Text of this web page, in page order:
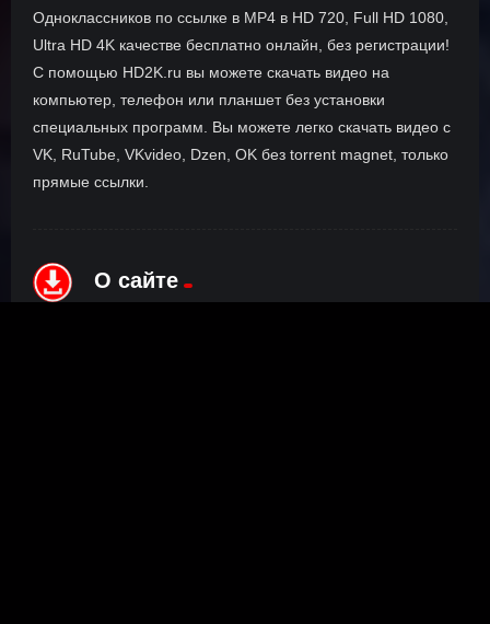
Одноклассников по ссылке в MP4 в HD 720, Full HD 1080,
Ultra HD 4K качестве бесплатно онлайн, без регистрации!
С помощью HD2K.ru вы можете скачать видео на
компьютер, телефон или планшет без установки
специальных программ. Вы можете легко скачать видео с
VK, RuTube, VKvideo, Dzen, OK без torrent magnet, только
прямые ссылки.
О сайте